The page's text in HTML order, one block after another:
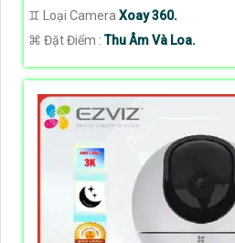
♊ Loại Camera Xoay 360.
️⌘ Đặt Điểm :Thu Âm Và Loa.